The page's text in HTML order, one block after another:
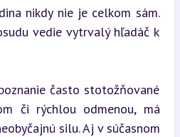
nikdy nie je celkom sám.
vedie vytrvalý hľadáč k
často stotožňované
či rýchlou odmenou, má
silu. Aj v súčasnom